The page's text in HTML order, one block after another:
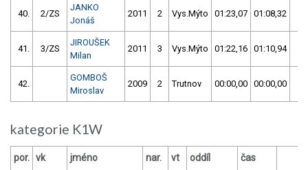
40. 2/ZS
JANKO
Jonáš
2011 2 Vys.Mýto 01:23,07 01:08,32
41. 3/ZS
JIROUŠEK
Milan
2011 3 Vys.Mýto 01:22,16 01:10,94
42.
GOMBOŠ
Miroslav
2009 2 Trutnov 00:00,00 00:00,00
kategorie K1W
por. vk jméno nar. vt oddíl čas